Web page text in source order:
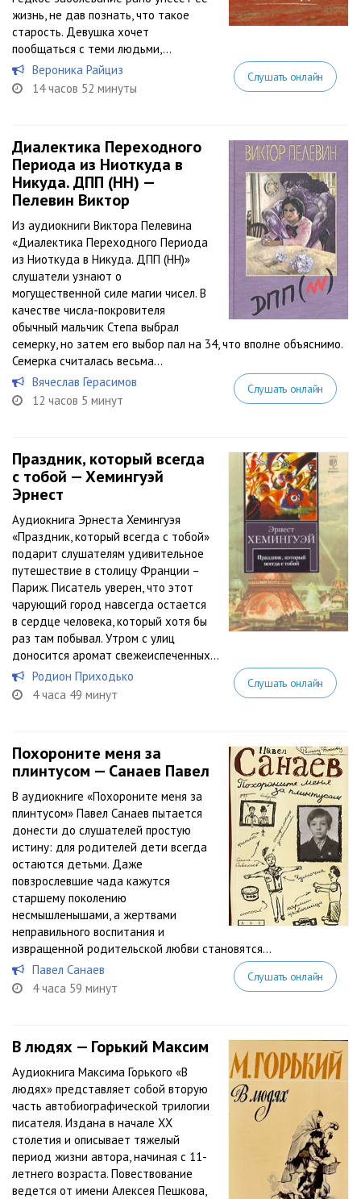
жизнь, не дав познать, что такое
старость. Девушка хочет
пообщаться с теми людьми,...
Вероника Райциз
14 часов 52 минуты
Слушать онлайн
Диалектика Переходного
Периода из Ниоткуда в
Никуда. ДПП (НН) —
Пелевин Виктор
Из аудиокниги Виктора Пелевина
«Диалектика Переходного Периода
из Ниоткуда в Никуда. ДПП (НН)»
слушатели узнают о
могущественной силе магии чисел. В
качестве числа-покровителя
обычный мальчик Степа выбрал
семерку, но затем его выбор пал на 34, что вполне объяснимо.
Семерка считалась весьма...
Вячеслав Герасимов
12 часов 5 минут
Слушать онлайн
Праздник, который всегда
с тобой — Хемингуэй
Эрнест
Аудиокнига Эрнеста Хемингуэя
«Праздник, который всегда с тобой»
подарит слушателям удивительное
путешествие в столицу Франции –
Париж. Писатель уверен, что этот
чарующий город навсегда остается
в сердце человека, который хотя бы
раз там побывал. Утром с улиц
доносится аромат свежеиспеченных...
Родион Приходько
4 часа 49 минут
Слушать онлайн
Похороните меня за
плинтусом — Санаев Павел
В аудиокниге «Похороните меня за
плинтусом» Павел Санаев пытается
донести до слушателей простую
истину: для родителей дети всегда
остаются детьми. Даже
повзрослевшие чада кажутся
старшему поколению
несмышленышами, а жертвами
неправильного воспитания и
извращенной родительской любви становятся...
Павел Санаев
4 часа 59 минут
Слушать онлайн
В людях — Горький Максим
Аудиокнига Максима Горького «В
людях» представляет собой вторую
часть автобиографической трилогии
писателя. Издана в начале XX
столетия и описывает тяжелый
период жизни автора, начиная с 11-
летнего возраста. Повествование
ведется от имени Алексея Пешкова,